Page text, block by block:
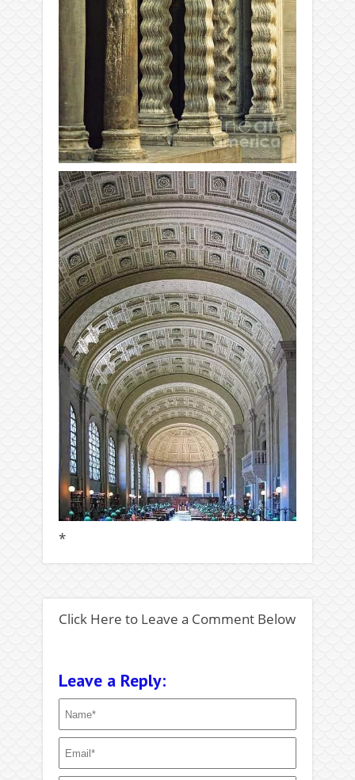
*
Click Here to Leave a Comment Below
Leave a Reply: